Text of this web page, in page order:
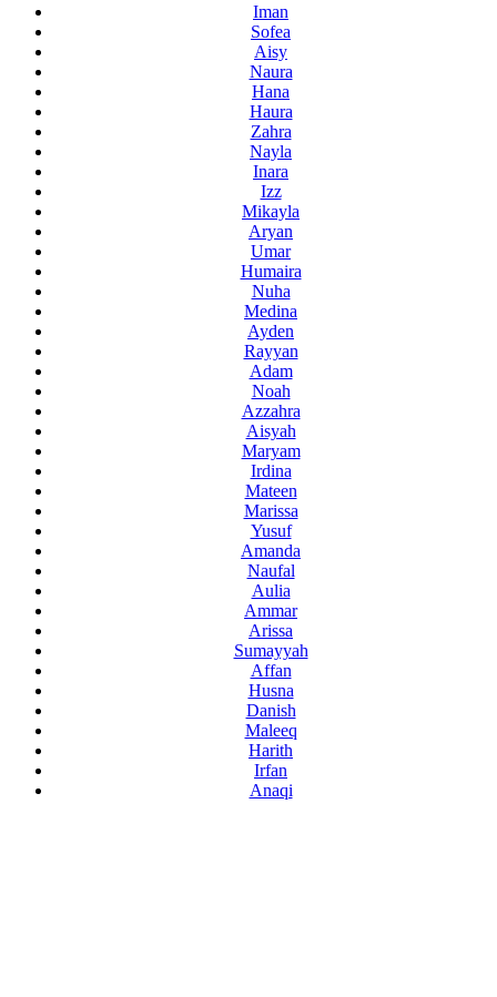
Iman
Sofea
Aisy
Naura
Hana
Haura
Zahra
Nayla
Inara
Izz
Mikayla
Aryan
Umar
Humaira
Nuha
Medina
Ayden
Rayyan
Adam
Noah
Azzahra
Aisyah
Maryam
Irdina
Mateen
Marissa
Yusuf
Amanda
Naufal
Aulia
Ammar
Arissa
Sumayyah
Affan
Husna
Danish
Maleeq
Harith
Irfan
Anaqi